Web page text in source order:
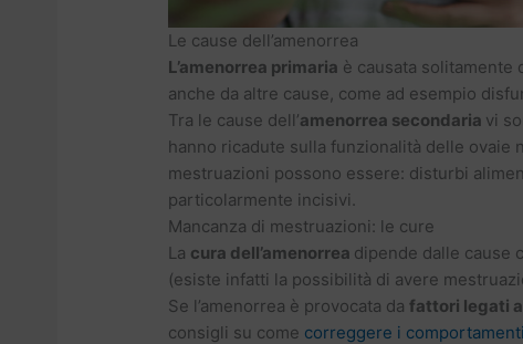
Le cause dell’amenorrea
L’amenorrea primaria è causata solitamente
anche da altre cause, come ad esempio
Tra le cause dell’amenorrea secondaria vi
hanno ricadute sulla funzionalità delle
mestruazioni possono essere: disturbi
particolarmente incisivi.
Mancanza di mestruazioni: le cure
La cura dell’amenorrea dipende dalle cause
(esiste infatti la possibilità di avere
Se l’amenorrea è provocata dafattori legati
consigli su come correggere i